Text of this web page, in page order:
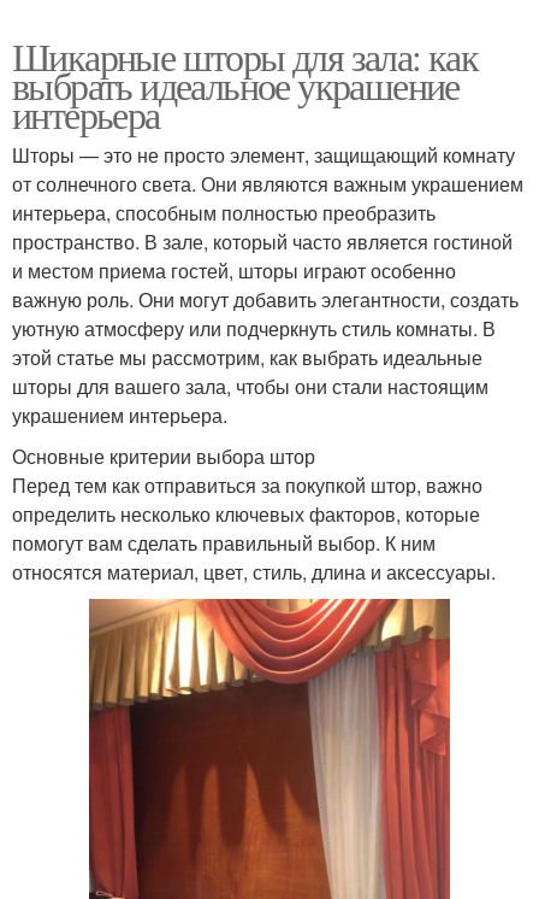
Шикарные шторы для зала: как
выбрать идеальное украшение
интерьера
Шторы — это не просто элемент, защищающий комнату
от солнечного света. Они являются важным украшением
интерьера, способным полностью преобразить
пространство. В зале, который часто является гостиной
и местом приема гостей, шторы играют особенно
важную роль. Они могут добавить элегантности, создать
уютную атмосферу или подчеркнуть стиль комнаты. В
этой статье мы рассмотрим, как выбрать идеальные
шторы для вашего зала, чтобы они стали настоящим
украшением интерьера.
Основные критерии выбора штор
Перед тем как отправиться за покупкой штор, важно
определить несколько ключевых факторов, которые
помогут вам сделать правильный выбор. К ним
относятся материал, цвет, стиль, длина и аксессуары.